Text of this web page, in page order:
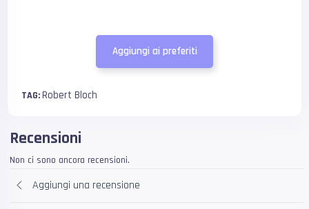
Aggiungi ai preferiti
TAG:Robert Bloch
Recensioni
Non ci sono ancora recensioni.
Aggiungi una recensione